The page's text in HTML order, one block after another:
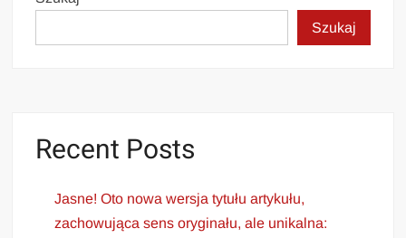
Szukaj
Recent Posts
Jasne! Oto nowa wersja tytułu artykułu,
zachowująca sens oryginału, ale unikalna: